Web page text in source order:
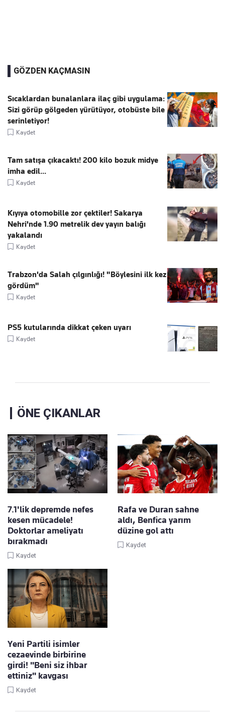
GÖZDEN KAÇMASIN
Sıcaklardan bunalanlara ilaç gibi uygulama:
Sizi görüp gölgeden yürütüyor, otobüste bile
serinletiyor!
Kaydet
Tam satışa çıkacaktı! 200 kilo bozuk midye
imha edil...
Kaydet
Kıyıya otomobille zor çektiler! Sakarya
Nehri'nde 1.90 metrelik dev yayın balığı
yakalandı
Kaydet
Trabzon'da Salah çılgınlığı! "Böylesini ilk kez
gördüm"
Kaydet
PS5 kutularında dikkat çeken uyarı
Kaydet
ÖNE ÇIKANLAR
7.1'lik depremde nefes
kesen mücadele!
Doktorlar ameliyatı
bırakmadı
Kaydet
Rafa ve Duran sahne
aldı, Benfica yarım
düzine gol attı
Kaydet
Yeni Partili isimler
cezaevinde birbirine
girdi! "Beni siz ihbar
ettiniz" kavgası
Kaydet